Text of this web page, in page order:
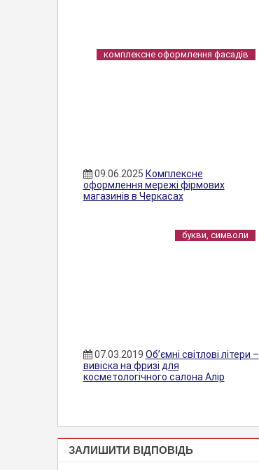
комплексне оформлення фасадів
09.06.2025 Комплексне
оформлення мережі фірмових
магазинів в Черкасах
букви, символи
07.03.2019 Об’ємні світлові літери –
вивіска на фризі для
косметологічного салона Алір
КОМПЛЕКСНЕ
ОФОРМЛЕННЯ
ЗАЛИШИТИ ВІДПОВІДЬ